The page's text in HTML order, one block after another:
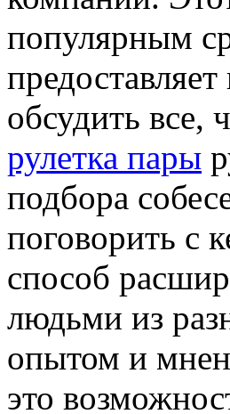
популярным
обсудить все,
рулетка пары
подбора
поговорить с
способ
людьми из
опытом и
это